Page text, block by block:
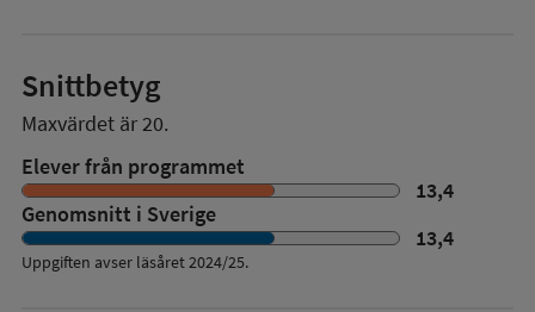
Snittbetyg
Maxvärdet är 20.
Elever från programmet
13,4
Genomsnitt i Sverige
13,4
Uppgiften avser läsåret2024/25.